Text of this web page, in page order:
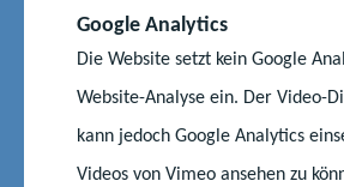
Google Analytics
Die Website setzt kein Google
Website-Analyse ein. Der Video-
kann jedoch Google Analytics
Videos von Vimeo ansehen zu
Auch das Sozialministerium bietet
historische Marstallgebäude und
finden um 11 Uhr, 13 Uhr und 15 Uhr statt.